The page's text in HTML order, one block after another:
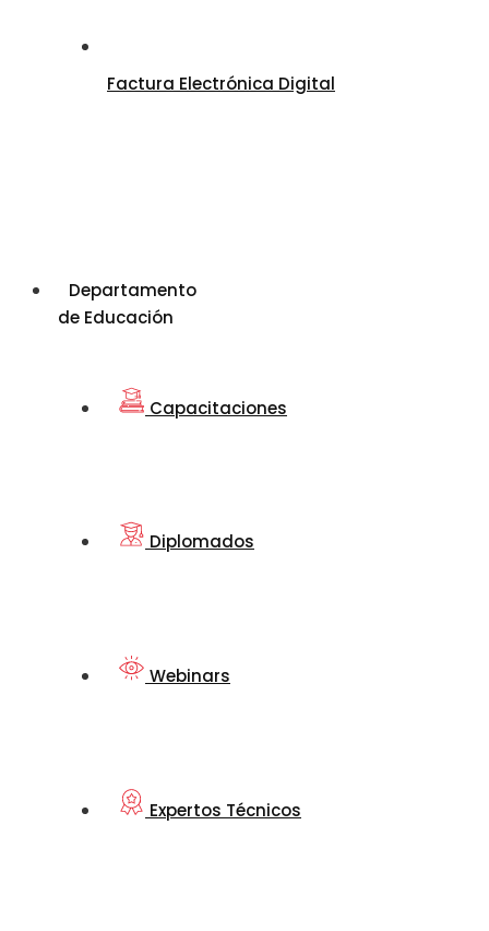
Factura Electrónica Digital
Departamento
de Educación
Capacitaciones
Diplomados
Webinars
Expertos Técnicos